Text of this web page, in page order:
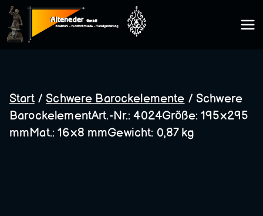
Zum
Inhalt
springen
chmie
de
Start/Schwere Barockelemente / Schwere
BarockelementArt.-Nr.: 4024Größe: 195×295
mmMat.: 16×8 mmGewicht: 0,87 kg